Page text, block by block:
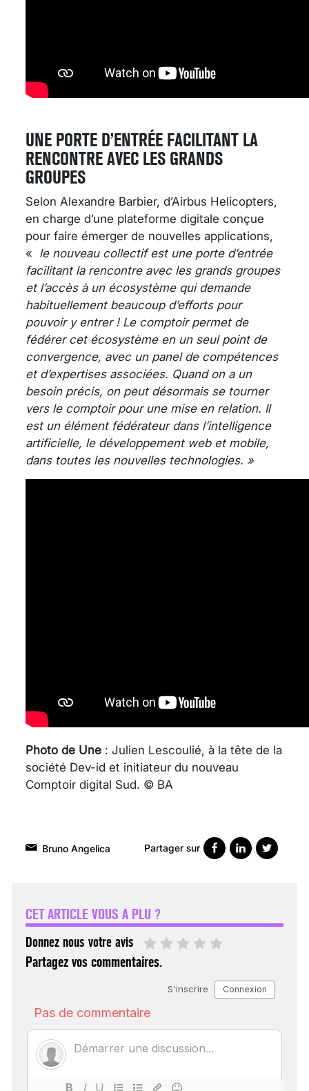
UNE PORTE D’ENTRÉE FACILITANT LA
RENCONTRE AVEC LES GRANDS
GROUPES
Selon Alexandre Barbier, d’Airbus Helicopters,
en charge d’une plateforme digitale conçue
pour faire émerger de nouvelles applications,
« le nouveau collectif est une porte d’entrée
facilitant la rencontre avec les grands groupes
et l’accès à un écosystème qui demande
habituellement beaucoup d’efforts pour
pouvoir y entrer ! Le comptoir permet de
fédérer cet écosystème en un seul point de
convergence, avec un panel de compétences
et d’expertises associées. Quand on a un
besoin précis, on peut désormais se tourner
vers le comptoir pour une mise en relation. Il
est un élément fédérateur dans l’intelligence
artificielle, le développement web et mobile,
dans toutes les nouvelles technologies. »
Photo de Une : Julien Lescoulié, à la tête de la
société Dev-id et initiateur du nouveau
Comptoir digital Sud. © BA
Bruno Angelica Partager sur
CET ARTICLE VOUS A PLU ?
Donnez nous votre avis
Partagez vos commentaires.
ÉCHO : DES IMAGES
POUR TOUTES LES
18 juil 2022